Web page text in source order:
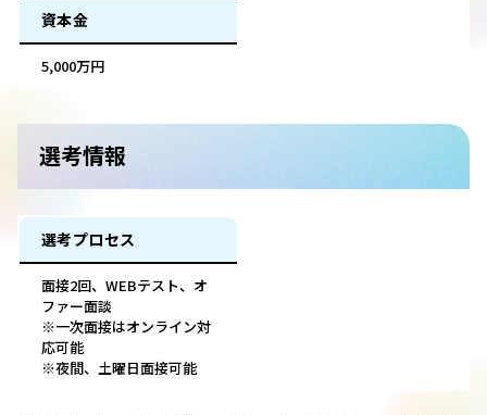
資本金
5,000万円
選考情報
選考プロセス
面接2回、WEBテスト、オ
ファー面談
※一次面接はオンライン対
応可能
※夜間、土曜日面接可能